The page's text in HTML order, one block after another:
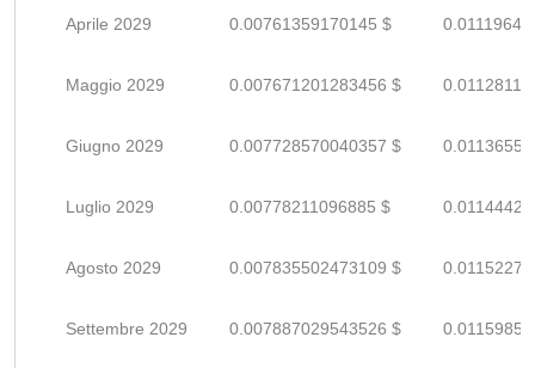
Aprile 2029 0.00761359170145 $
Maggio 2029 0.007671201283456 $
Giugno 2029 0.007728570040357 $
Luglio 2029 0.00778211096885 $
Agosto 2029 0.007835502473109 $
Settembre 2029 0.007887029543526 $